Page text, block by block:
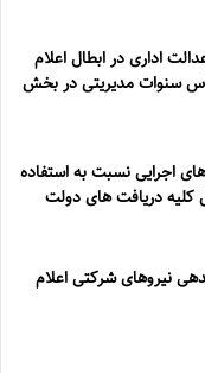
اداری در ابطال اعلام
سنوات مدیریتی در بخش
اجرایی نسبت به استفاده
کلیه دریافت های دولت
نیروهای شرکتی اعلام